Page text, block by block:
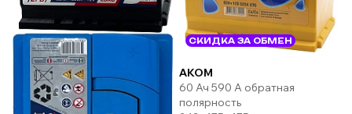
СКИДКА ЗА ОБМЕН
AKOM
60 Ач 590 А обратная
полярность